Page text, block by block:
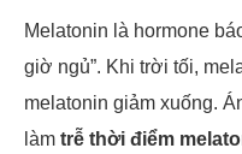
Melatonin là hormone
giờ ngủ”. Khi trời tối,
melatonin giảm xuống.
làm trễ thời điểm